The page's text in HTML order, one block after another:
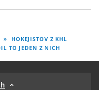
»
HOKEJISTOV Z KHL
TO JEDEN Z NICH